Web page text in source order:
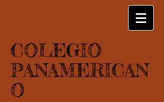
COLEGIO
PANAMERICAN
O